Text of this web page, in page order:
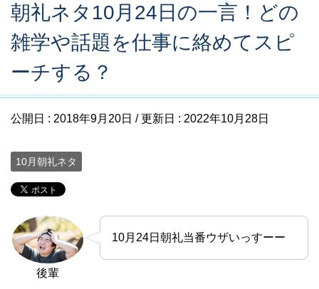
朝礼ネタ10月24日の一言！どの
雑学や話題を仕事に絡めてスピ
ーチする？
公開日 : 2018年9月20日 / 更新日 : 2022年10月28日
10月朝礼ネタ
後輩
10月24日朝礼当番ウザいっすーー